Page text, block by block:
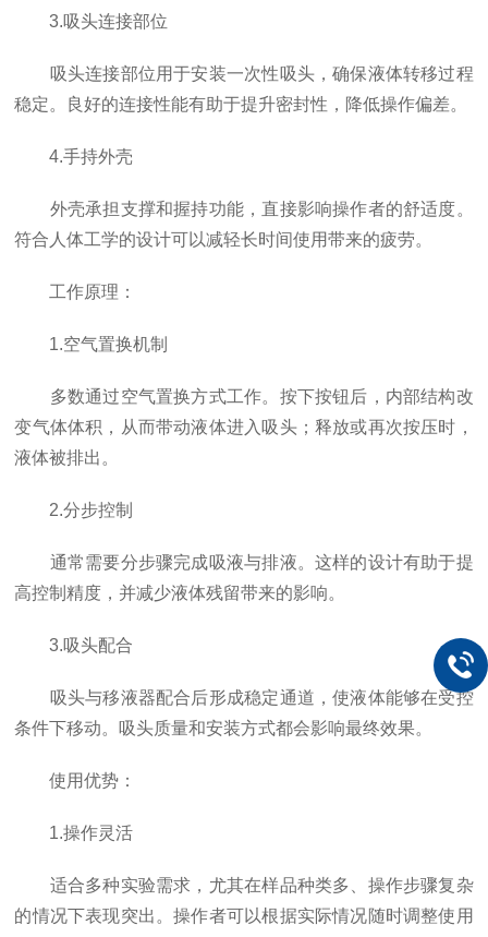
3.吸头连接部位
吸头连接部位用于安装一次性吸头，确保液体转移过程
稳定。良好的连接性能有助于提升密封性，降低操作偏差。
4.手持外壳
外壳承担支撑和握持功能，直接影响操作者的舒适度。
符合人体工学的设计可以减轻长时间使用带来的疲劳。
工作原理：
1.空气置换机制
多数通过空气置换方式工作。按下按钮后，内部结构改
变气体体积，从而带动液体进入吸头；释放或再次按压时，
液体被排出。
2.分步控制
通常需要分步骤完成吸液与排液。这样的设计有助于提
高控制精度，并减少液体残留带来的影响。
3.吸头配合
吸头与移液器配合后形成稳定通道，使液体能够在受控
条件下移动。吸头质量和安装方式都会影响最终效果。
使用优势：
1.操作灵活
适合多种实验需求，尤其在样品种类多、操作步骤复杂
的情况下表现突出。操作者可以根据实际情况随时调整使用